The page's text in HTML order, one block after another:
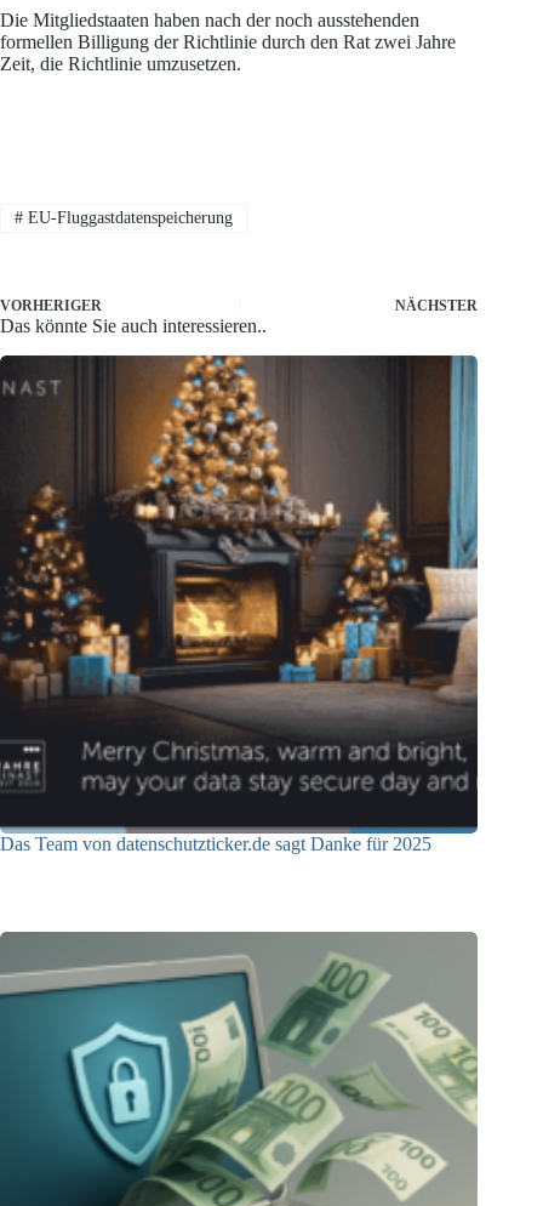
Die Mitgliedstaaten haben nach der noch ausstehenden
formellen Billigung der Richtlinie durch den Rat zwei Jahre
Zeit, die Richtlinie umzusetzen.
#EU-Fluggastdatenspeicherung
VORHERIGER NÄCHSTER
Das könnte Sie auch interessieren..
Das Team von datenschutzticker.de sagt Danke für 2025